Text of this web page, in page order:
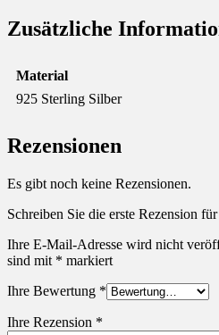
Zusätzliche
Material
925 Sterling Silber
Rezensionen
Es gibt noch keine Rezensionen.
Schreiben Sie die erste Rezension
Ihre E-Mail-Adresse wird nicht
sind mit * markiert
Ihre Bewertung *
Ihre Rezension *